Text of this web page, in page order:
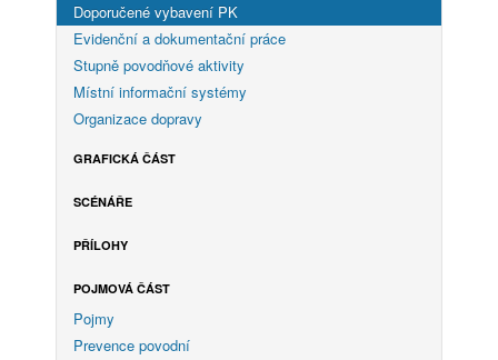
Doporučené vybavení PK
Evidenční a dokumentační práce
Stupně povodňové aktivity
Místní informační systémy
Organizace dopravy
GRAFICKÁ ČÁST
SCÉNÁŘE
PŘÍLOHY
POJMOVÁ ČÁST
Pojmy
Prevence povodní